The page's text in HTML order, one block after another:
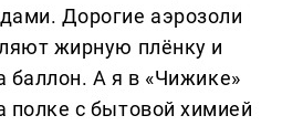
Дорогие аэрозоли
жирную плёнку и
баллон. А я в «Чижике»
полке с бытовой химией